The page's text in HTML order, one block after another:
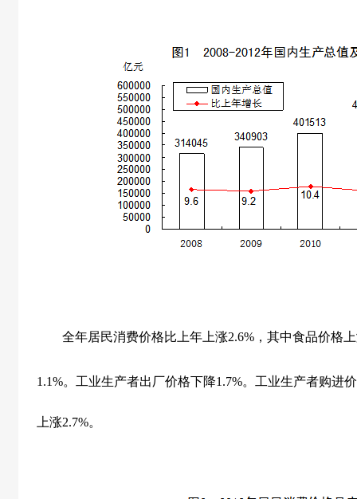
全年居民消费价格比上年上涨2.6% ，其中食品价格
1.1%。工业生产者出厂价格下降1.7%。工业生产者购进
上涨2.7%。